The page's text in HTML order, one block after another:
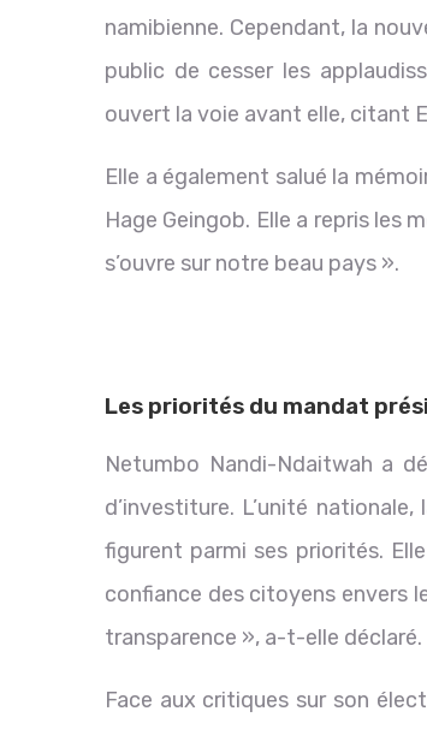
namibienne. Cependant, la
public de cesser les
ouvert la voie avant elle, citant
Elle a également salué la
Hage Geingob. Elle a repris les
s’ouvre sur notre beau pays ».
Les priorités du mandat
Netumbo Nandi-Ndaitwah a
d’investiture. L’unité
figurent parmi ses priorités.
confiance des citoyens envers
transparence », a-t-elle déclaré.
Face aux critiques sur son